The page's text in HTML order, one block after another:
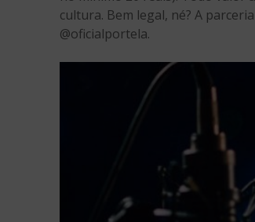
cultura. Bem legal, né? A
@oficialportela.